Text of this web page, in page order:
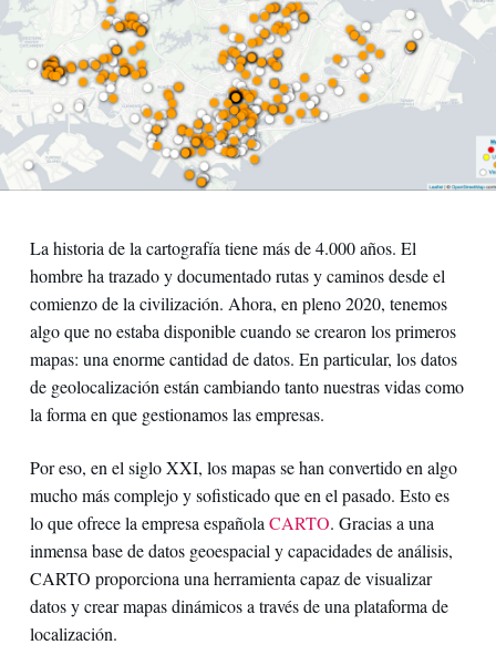
La historia de la cartografía tiene más de 4.000 años. El
hombre ha trazado y documentado rutas y caminos desde el
comienzo de la civilización. Ahora, en pleno 2020, tenemos
algo que no estaba disponible cuando se crearon los primeros
mapas: una enorme cantidad de datos. En particular, los datos
de geolocalización están cambiando tanto nuestras vidas como
la forma en que gestionamos las empresas.
Por eso, en el siglo XXI, los mapas se han convertido en algo
mucho más complejo y sofisticado que en el pasado. Esto es
lo que ofrece la empresa española CARTO. Gracias a una
inmensa base de datos geoespacial y capacidades de análisis,
CARTO proporciona una herramienta capaz de visualizar
datos y crear mapas dinámicos a través de una plataforma de
localización.